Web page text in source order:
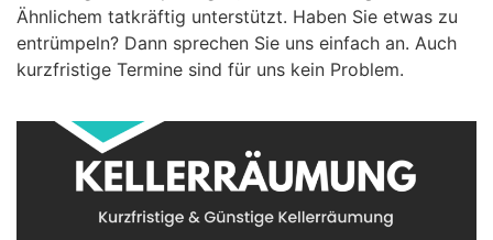
Ähnlichem tatkräftig unterstützt. Haben Sie etwas zu
entrümpeln? Dann sprechen Sie uns einfach an. Auch
kurzfristige Termine sind für uns kein Problem.